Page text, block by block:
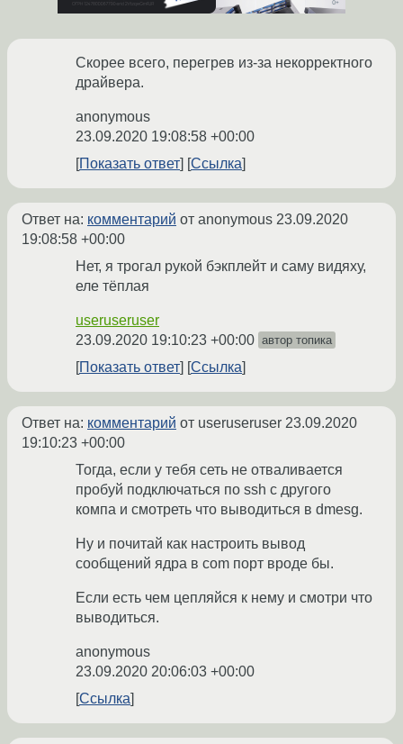
Скорее всего, перегрев из-за некорректного
драйвера.
anonymous
23.09.2020 19:08:58 +00:00
Показать ответ
Ссылка
Ответ на: комментарий от anonymous 23.09.2020
19:08:58 +00:00
Нет, я трогал рукой бэкплейт и саму видяху,
еле тёплая
useruseruser
23.09.2020 19:10:23 +00:00 автор топика
Показать ответ Ссылка
Ответ на: комментарий от useruseruser 23.09.2020
19:10:23 +00:00
Тогда, если у тебя сеть не отваливается
пробуй подключаться по ssh с другого
компа и смотреть что выводиться в dmesg.
Ну и почитай как настроить вывод
сообщений ядра в com порт вроде бы.
Если есть чем цепляйся к нему и смотри что
выводиться.
anonymous
23.09.2020 20:06:03 +00:00
Ссылка